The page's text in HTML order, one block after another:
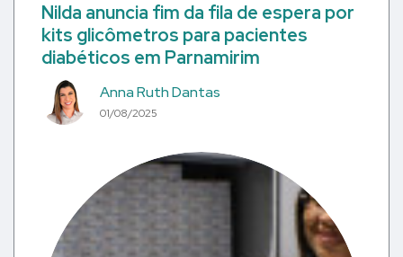
Nilda anuncia fim da fila de espera por
kits glicômetros para pacientes
diabéticos em Parnamirim
Anna Ruth Dantas
01/08/2025